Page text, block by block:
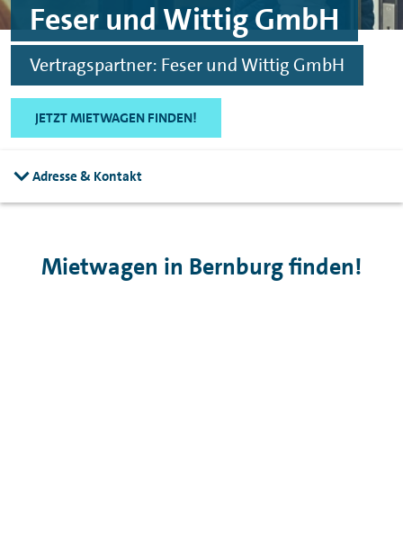
Feser und Wittig GmbH
Vertragspartner: Feser und Wittig GmbH
JETZT MIETWAGEN FINDEN!
Adresse & Kontakt
Mietwagen in Bernburg finden!